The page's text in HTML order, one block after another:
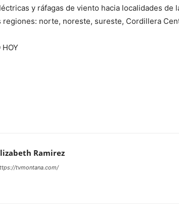
y ráfagas de viento hacia localidades
regiones: norte, noreste, sureste, Cordillera
HOY
Ramirez
tvmontana.com/